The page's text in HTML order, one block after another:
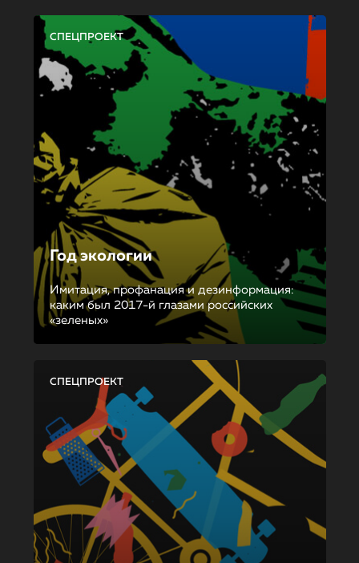
СПЕЦПРОЕКТ
Год экологии
Имитация, профанация и дезинформация:
каким был 2017-й глазами российских
«зеленых»
СПЕЦПРОЕКТ